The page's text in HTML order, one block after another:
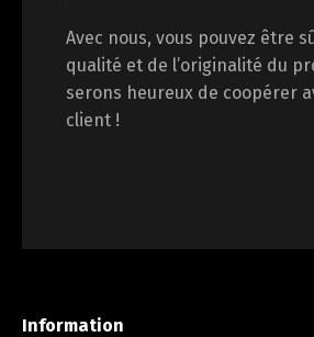
Avec nous, vous pouvez être
qualité et de l’originalité du
serons heureux de coopérer
client !
Information